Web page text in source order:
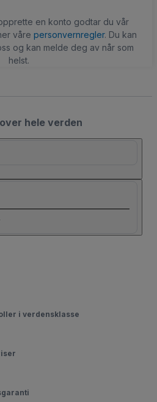
en konto godtar du vår
våre personvernregler. Du kan
og kan melde deg av når som
helst.
hele verden
i verdensklasse